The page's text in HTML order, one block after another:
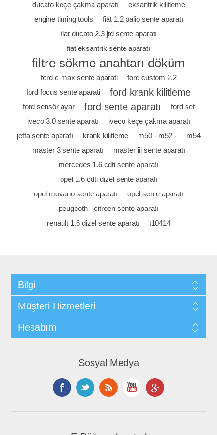
ducato keçe çakma aparatı
eksantrik kilitleme
engine timing tools
fiat 1.2 palio sente aparatı
fiat ducato 2.3 jtd sente aparatı
fiat eksantrik sente aparatı
filtre sökme anahtarı döküm
ford c-max sente aparati
ford custom 2.2
ford focus sente aparati
ford krank kilitleme
ford sensör ayar ford sente aparatı
ford set
iveco 3.0 sente aparatı
iveco keçe çakma aparatı
jetta sente aparatı
krank kilitleme m50 - m52 -
m54
master 3 sente aparatı
master iii sente aparatı
mercedes 1.6 cdti sente aparatı
opel 1.6 cdti dizel sente aparatı
opel movano sente aparatı
opel sente aparatı
peugeoth - citroen sente aparatı
renault 1.6 dizel sente aparatı
t10414
Bilgi
Müşteri Hizmetleri
Hesabım
Sosyal Medya